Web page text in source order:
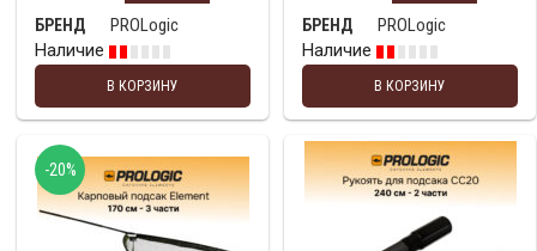
БРЕНД
PROLogic
Наличие
В КОРЗИНУ
БРЕНД
PROLogic
Наличие
В КОРЗИНУ
-20%